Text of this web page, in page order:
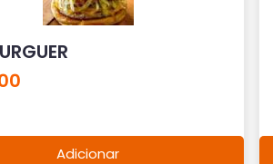
Adicionar